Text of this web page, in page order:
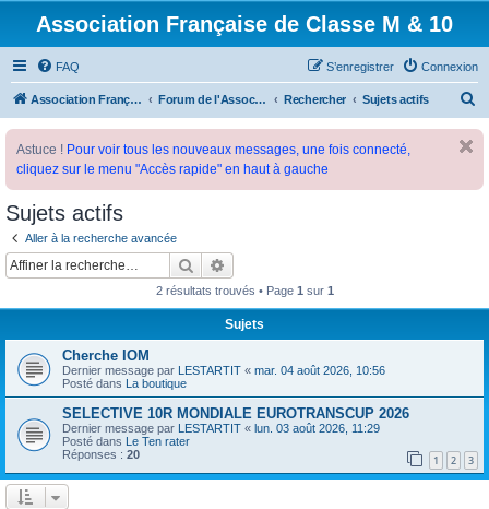
Association Française de Classe M & 10
FAQ Connexion
S’enregistrer
Association Française de Classe M Forum de l'Association Française de Classe M Rechercher Sujets actifs
e
Astuce ! Pour voir tous les nouveaux messages, une fois connecté,
cliquez sur le menu "Accès rapide" en haut à gauche
Sujets actifs
Aller à la recherche avancée
Rechercher
2 résultats trouvés • Page 1 sur 1
Sujets
Cherche IOM
Dernier message par LESTARTIT « mar. 04 août 2026, 10:56
Posté dans La boutique
SELECTIVE 10R MONDIALE EUROTRANSCUP 2026
Dernier message par LESTARTIT « lun. 03 août 2026, 11:29
Posté dans Le Ten rater
Réponses : 20 1 2 3